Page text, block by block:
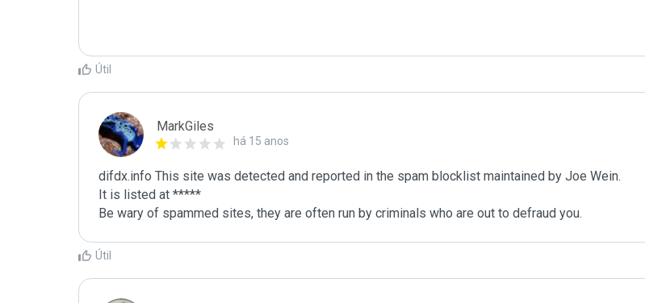
Útil
MarkGiles
há 15 anos
difdx.info This site was detected and reported in the spam blocklist maintained by Joe Wein.
It is listed at *****
Be wary of spammed sites, they are often run by criminals who are out to defraud you.
Útil